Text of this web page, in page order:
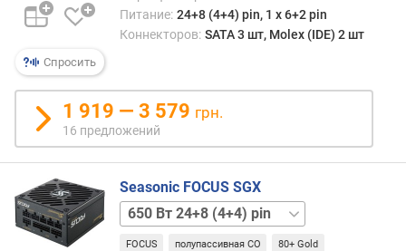
ф
и
а
т
C
y
b
e
n
e
t
Спросить
Питание: 24+8 (4+4) pin, 1 х 6+2 pin
Коннекторов: SATA 3 шт, Molex (IDE) 2 шт
1 919 — 3 579 грн.
16 предложений
Seasonic FOCUS SGX
750 Вт
24+8+8(4+4) pin
FOCUS полупассивная СО 80+ Gold